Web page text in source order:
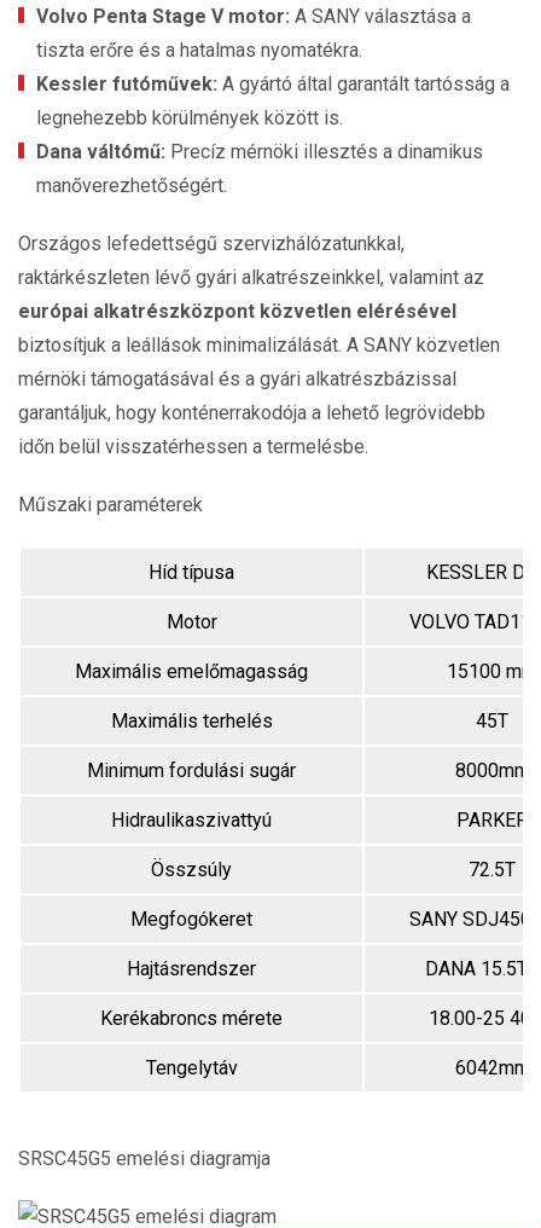
Volvo Penta Stage V motor: A SANY választása a
tiszta erőre és a hatalmas nyomatékra.
Kessler futóművek: A gyártó által garantált tartósság a
legnehezebb körülmények között is.
Dana váltómű: Precíz mérnöki illesztés a dinamikus
manőverezhetőségért.
Országos lefedettségű szervizhálózatunkkal,
raktárkészleten lévő gyári alkatrészeinkkel, valamint az
európai alkatrészközpont közvetlen elérésével
biztosítjuk a leállások minimalizálását. A SANY közvetlen
mérnöki támogatásával és a gyári alkatrészbázissal
garantáljuk, hogy konténerrakodója a lehető legrövidebb
időn belül visszatérhessen a termelésbe.
Műszaki paraméterek
Híd típusa KESSLER
Motor VOLVO
Maximális emelőmagasság 15100 mm
Maximális terhelés 45T
Minimum fordulási sugár 8000mm
Hidraulikaszivattyú PARKER
Összsúly 72.5T
Megfogókeret SANY
Hajtásrendszer DANA
Kerékabroncs mérete 18.00-25
Tengelytáv 6042mm
SRSC45G5 emelési diagramja